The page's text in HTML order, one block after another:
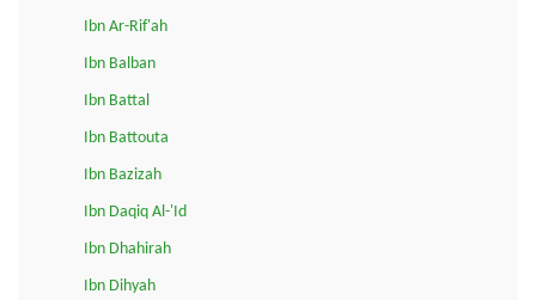
Ibn Ar-Rif'ah
Ibn Balban
Ibn Battal
Ibn Battouta
Ibn Bazizah
Ibn Daqiq Al-'Id
Ibn Dhahirah
Ibn Dihyah